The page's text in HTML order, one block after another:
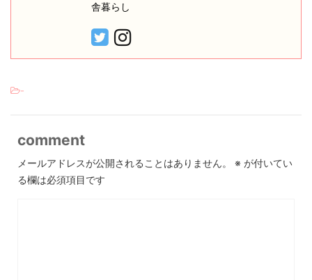
舎暮らし
-
comment
メールアドレスが公開されることはありません。 ※ が付いてい
る欄は必須項目です